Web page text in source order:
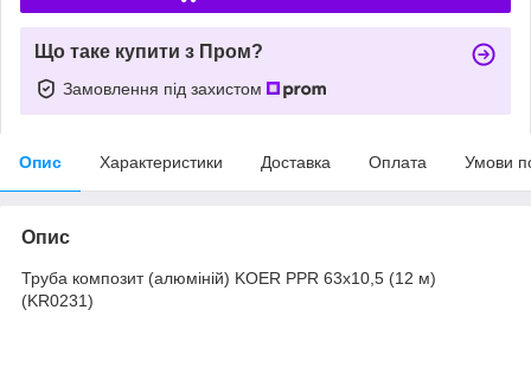
Що таке купити з Пром?
Замовлення під захистом
Опис Характеристики Доставка Оплата Умови
Опис
Труба композит (алюміній) KOER PPR 63x10,5 (12 м)
(KR0231)